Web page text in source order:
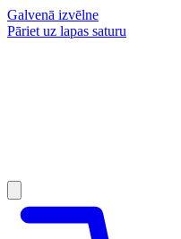
Galvenā izvēlne
Pāriet uz lapas saturu